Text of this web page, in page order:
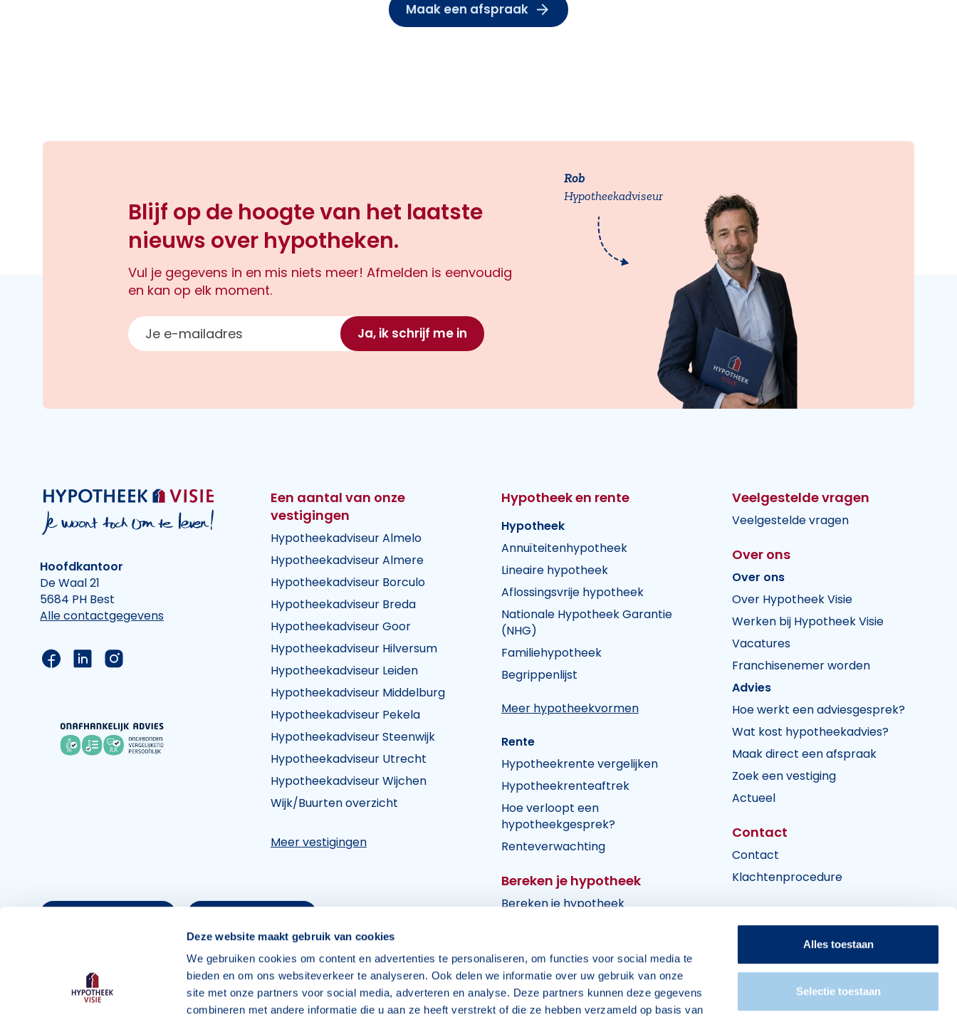
Deze website maakt gebruik van cookies
We gebruiken cookies om content en advertenties te personaliseren, om functies voor social media te
bieden en om ons websiteverkeer te analyseren. Ook delen we informatie over uw gebruik van onze
site met onze partners voor social media, adverteren en analyse. Deze partners kunnen deze gegevens
combineren met andere informatie die u aan ze heeft verstrekt of die ze hebben verzameld op basis van
Alles toestaan
Selectie toestaan
Maak een afspraak
Blijf op de hoogte van het laatste
nieuws over hypotheken.
Vul je gegevens in en mis niets meer! Afmelden is eenvoudig
en kan op elk moment.
E-mailadres
Ja, ik schrijf me in
Rob
Hypotheekadviseur
Hoofdkantoor
De Waal 21
5684 PH Best
Alle contactgegevens
Link naar de Facebook pagina van Hypotheek Visie
Link naar de LinkedIn pagina van Hypotheek Visie
Link naar de Instagram pagina van Hypotheek Visie
Een aantal van onze
vestigingen
Hypotheekadviseur Almelo
Hypotheekadviseur Almere
Hypotheekadviseur Borculo
Hypotheekadviseur Breda
Hypotheekadviseur Goor
Hypotheekadviseur Hilversum
Hypotheekadviseur Leiden
Hypotheekadviseur Middelburg
Hypotheekadviseur Pekela
Hypotheekadviseur Steenwijk
Hypotheekadviseur Utrecht
Hypotheekadviseur Wijchen
Wijk/Buurten overzicht
Meer vestigingen
Hypotheek en rente
Hypotheek
Annuïteitenhypotheek
Lineaire hypotheek
Aflossingsvrije hypotheek
Nationale Hypotheek Garantie
(NHG)
Familiehypotheek
Begrippenlijst
Meer hypotheekvormen
Rente
Hypotheekrente vergelijken
Hypotheekrenteaftrek
Hoe verloopt een
hypotheekgesprek?
Renteverwachting
Bereken je hypotheek
Bereken je hypotheek
Veelgestelde vragen
Veelgestelde vragen
Over ons
Over ons
Over Hypotheek Visie
Werken bij Hypotheek Visie
Vacatures
Franchisenemer worden
Advies
Hoe werkt een adviesgesprek?
Wat kost hypotheekadvies?
Maak direct een afspraak
Zoek een vestiging
Actueel
Contact
Contact
Klachtenprocedure
Copyright © 2026 Hypotheek Visie. Alle rechten voorbehouden Algemene voorwaarden